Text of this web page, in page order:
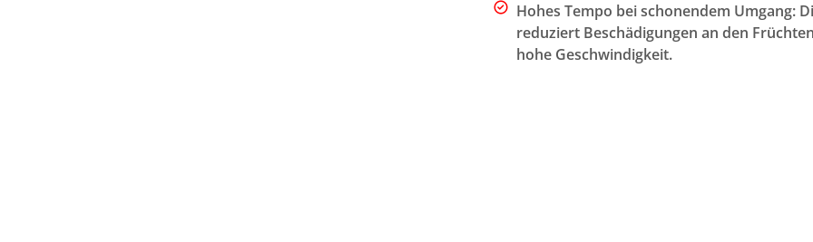
Hohes Tempo bei schonendem Umgang:
reduziert Beschädigungen an den
hohe Geschwindigkeit.